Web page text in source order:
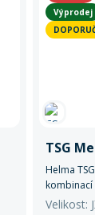
Výprodej
TSG
Helma
komfortu
Velikost: